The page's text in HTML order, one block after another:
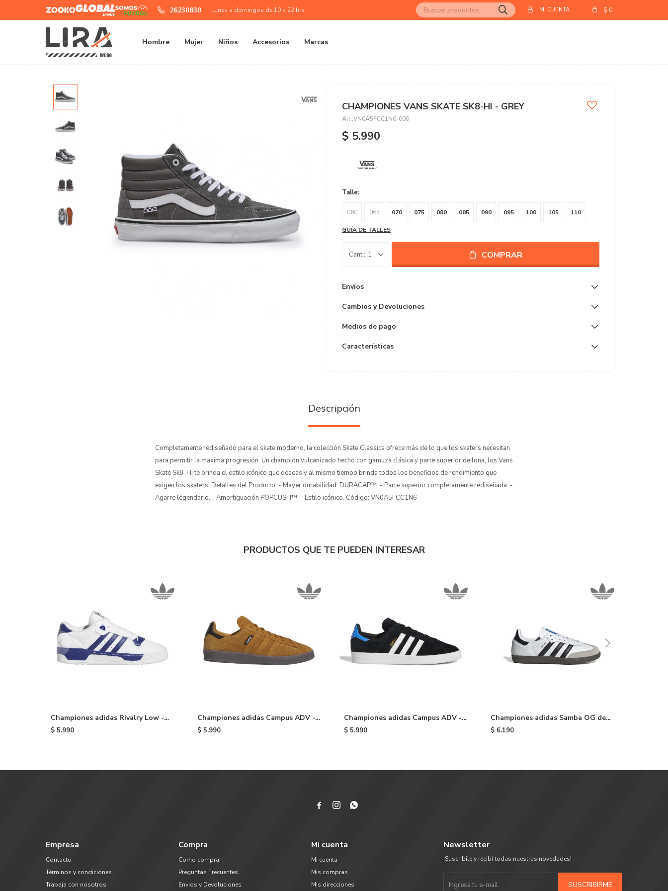
Hombre Mujer Niños Accesorios Marcas
$ 0
Futbol
26230830 Lunes a domingos de 10 a 22 hrs
CHAMPIONES VANS SKATE SK8-HI - GREY
VN0A5FCC1N6-000
$ 5.990
Talle:
060 065 070 075 080 085 090 095 100 105 110
GUÍA DE TALLES
1 COMPRAR
Envíos
Cambios y Devoluciones
Medios de pago
Características
Descripción
Completamente rediseñado para el skate moderno, la colección Skate Classics ofrece más de lo que los skaters necesitan
para permitir la máxima progresión. Un champion vulcanizado hecho con gamuza clásica y parte superior de lona, los Vans
Skate Sk8-Hi te brinda el estilo icónico que deseas y al mismo tiempo brinda todos los beneficios de rendimiento que
exigen los skaters. Detalles del Producto: - Mayer durabilidad: DURACAP™. - Parte superior completamente rediseñada. -
Agarre legendario. - Amortiguación POPCUSH™. - Estilo icónico. Código: VN0A5FCC1N6
PRODUCTOS QUE TE PUEDEN INTERESAR
Championes adidas Rivalry Low -
Blue/white
$ 5.990
Championes adidas Campus ADV -
Brown
$ 5.990
Championes adidas Campus ADV -
Black/white
$ 5.990
Championes adidas Samba OG de
niño - Cloud White
$ 6.190
Empresa
Contacto
Términos y condiciones
Trabaja con nosotros
Compra
Como comprar
Preguntas Frecuentes
Envios y Devoluciones
Mi cuenta
Mi cuenta
Mis compras
Mis direcciones
  
Newsletter
¡Suscribite y recibí todas nuestras novedades!
SUSCRIBIRME